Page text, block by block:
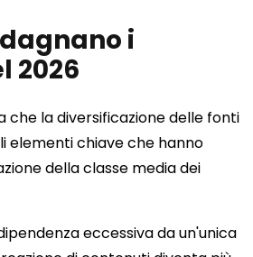
i
2026
che la diversificazione delle fonti
elementi chiave che hanno
della classe media dei
eccessiva da un'unica